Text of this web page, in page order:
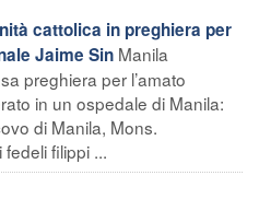
cattolica in preghiera per
Jaime Sin Manila
preghiera per l’amato
in un ospedale di Manila:
di Manila, Mons.
filippi ...